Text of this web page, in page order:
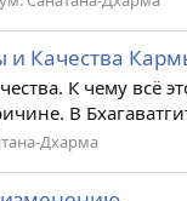
и Качества
К чему всё
В
Дхарма